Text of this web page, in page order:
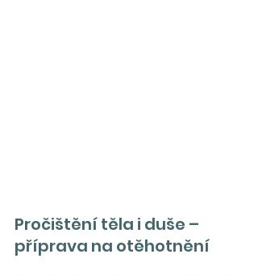
Pročištění těla i duše –
příprava na otěhotnění